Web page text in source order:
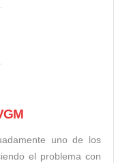
uno de los
el problema con